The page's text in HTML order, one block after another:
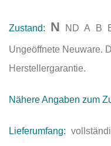
Zustand: N ND A B
Ungeöffnete Neuware.
Herstellergarantie.
Nähere Angaben zum
Lieferumfang: